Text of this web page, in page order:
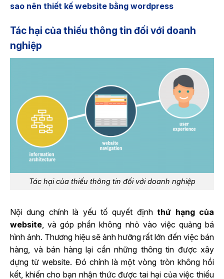
sao nên thiết kế website bằng wordpress
Tác hại của thiếu thông tin đối với doanh
nghiệp
Tác hại của thiếu thông tin đối với doanh nghiệp
Nội dung chính là yếu tố quyết địnhthứ hạng của
website, và góp phần không nhỏ vào việc quảng bá
hình ảnh. Thương hiệu sẽ ảnh hưởng rất lớn đến việc bán
hàng, và bán hàng lại cần những thông tin được xây
dựng từ website. Đó chính là một vòng tròn không hồi
kết, khiến cho bạn nhận thức được tai hại của việc thiếu